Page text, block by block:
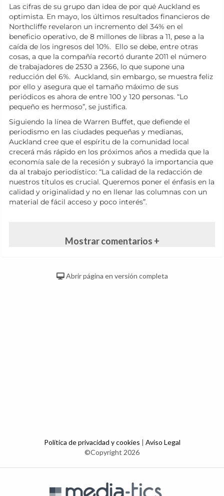
Las cifras de su grupo dan idea de por qué Auckland es
optimista. En mayo, los últimos resultados financieros de
Northcliffe revelaron un incremento del 34% en el
beneficio operativo, de 8 millones de libras a 11, pese a la
caída de los ingresos del 10%. Ello se debe, entre otras
cosas, a que la compañía recortó durante 2011 el número
de trabajadores de 2530 a 2366, lo que supone una
reducción del 6%. Auckland, sin embargo, se muestra feliz
por ello y asegura que el tamaño máximo de sus
periódicos es ahora de entre 100 y 120 personas. “Lo
pequeño es hermoso”, se justifica.
Siguiendo la línea de Warren Buffet, que defiende el
periodismo en las ciudades pequeñas y medianas,
Auckland cree que el espíritu de la comunidad local
crecerá más rápido en los próximos años a medida que la
economía sale de la recesión y subrayó la importancia que
da al trabajo periodístico: “La calidad de la redacción de
nuestros títulos es crucial. Queremos poner el énfasis en la
calidad y originalidad y no en llenar las columnas con un
material de fácil acceso y poco interés”.
Mostrar comentarios +
Abrir página en versión completa
Política de privacidad y cookies | Aviso Legal
©Copyright 2026